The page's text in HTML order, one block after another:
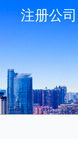
注册公